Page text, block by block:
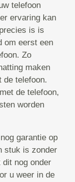
telefoon
ervaring kan
is is
om eerst een
Zo
maken
de telefoon.
de telefoon,
worden
garantie op
stuk is zonder
nog onder
u weer in de